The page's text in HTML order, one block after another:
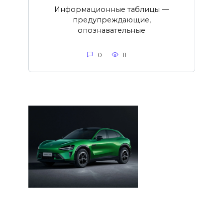
Информационные таблицы —
предупреждающие,
опознавательные
0 11